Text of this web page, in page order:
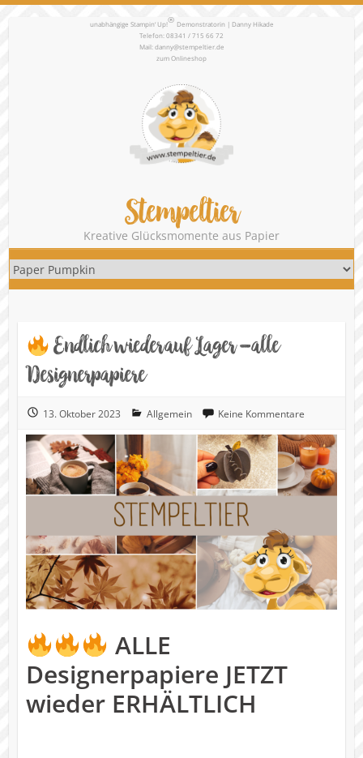
unabhängige Stampin‘ Up!® Demonstratorin | Danny Hikade
Telefon: 08341 / 715 66 72
Mail:danny@stempeltier.de
zumOnlineshop
Stempeltier
Kreative Glücksmomente aus Papier
Endlich wieder auf Lager – alle
Designerpapiere
13. Oktober 2023 Allgemein Keine Kommentare
ALLE
Designerpapiere JETZT
wieder ERHÄLTLICH